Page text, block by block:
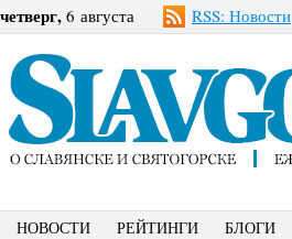
четверг, 6 августа RSS: Новости
НОВОСТИ РЕЙТИНГИ БЛОГИ